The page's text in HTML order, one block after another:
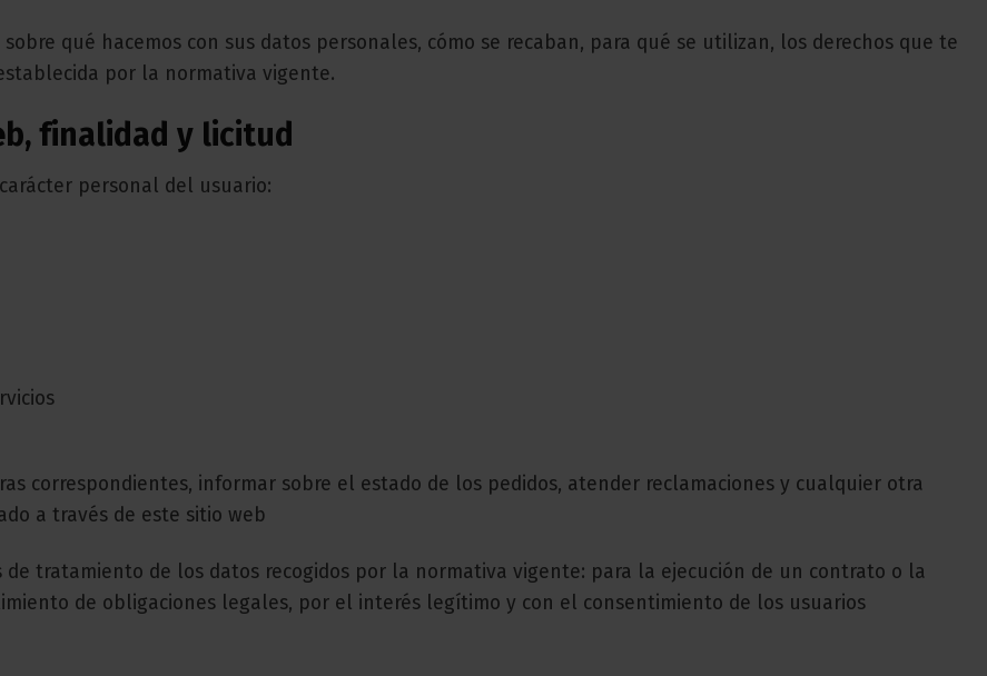
qué hacemos con sus datos personales, cómo se recaban, para qué se utilizan, los derechos que te
por la normativa vigente.
finalidad y licitud
personal del usuario:
correspondientes, informar sobre el estado de los pedidos, atender reclamaciones y cualquier otra
a través de este sitio web
tratamiento de los datos recogidos por la normativa vigente: para la ejecución de un contrato o la
de obligaciones legales, por el interés legítimo y con el consentimiento de los usuarios